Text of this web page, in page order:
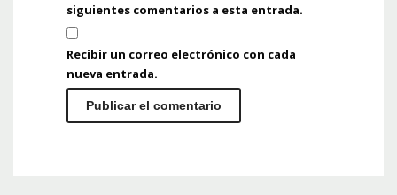
siguientes comentarios a esta entrada.
Recibir un correo electrónico con cada
nueva entrada.